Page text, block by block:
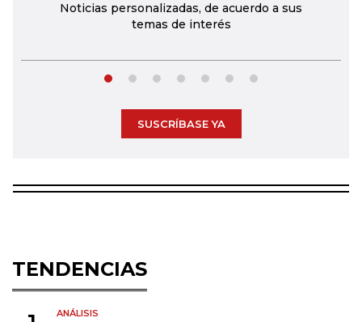
Noticias personalizadas, de acuerdo a sus
temas de interés
SUSCRÍBASE YA
TENDENCIAS
ANÁLISIS